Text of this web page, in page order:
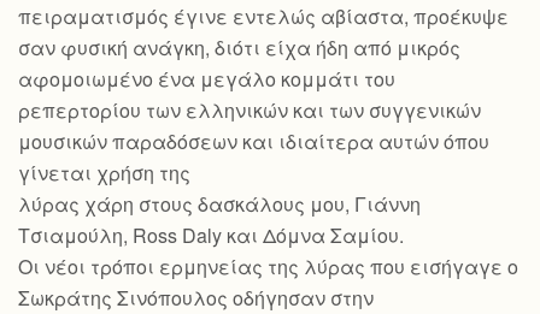
πειραματισμός έγινε εντελώς αβίαστα, προέκυψε
σαν φυσική ανάγκη, διότι είχα ήδη από μικρός
αφομοιωμένο ένα μεγάλο κομμάτι του
ρεπερτορίου των ελληνικών και των συγγενικών
μουσικών παραδόσεων και ιδιαίτερα αυτών όπου
γίνεται χρήση της
λύρας χάρη στους δασκάλους μου, Γιάννη
Τσιαμούλη, Ross Daly και Δόμνα Σαμίου.
Οι νέοι τρόποι ερμηνείας της λύρας που εισήγαγε ο
Σωκράτης Σινόπουλος οδήγησαν στην